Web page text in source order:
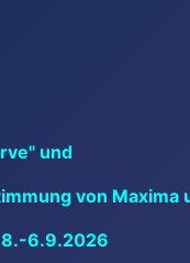
und
von Maxima
6.9.2026